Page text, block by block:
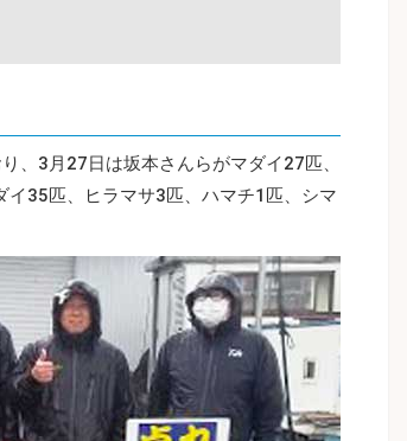
、3月27日は坂本さんらがマダイ27匹、
35匹、ヒラマサ3匹、ハマチ1匹、シマ